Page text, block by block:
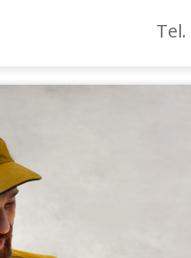
Tel.